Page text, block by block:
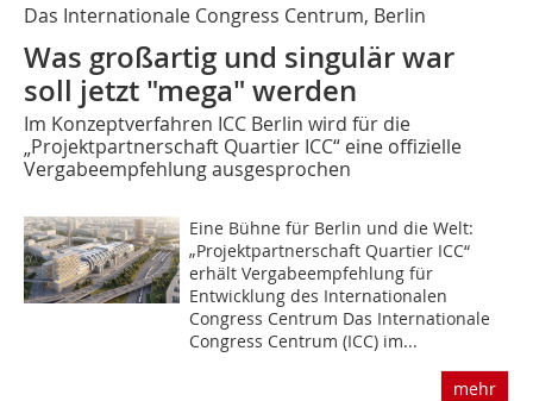
Das Internationale Congress Centrum, Berlin
Was großartig und singulär war
soll jetzt "mega" werden
Im Konzeptverfahren ICC Berlin wird für die
„Projektpartnerschaft Quartier ICC“ eine offizielle
Vergabeempfehlung ausgesprochen
Eine Bühne für Berlin und die Welt:
„Projektpartnerschaft Quartier ICC“
erhält Vergabeempfehlung für
Entwicklung des Internationalen
Congress Centrum Das Internationale
Congress Centrum (ICC) im...
mehr